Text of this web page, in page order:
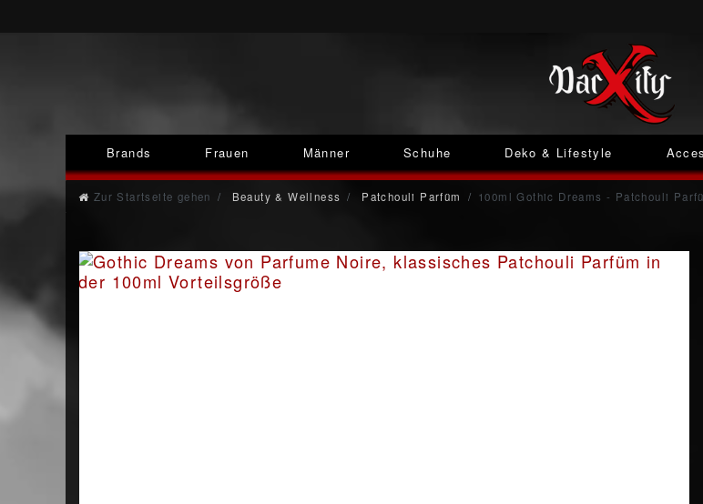
Brands Frauen Männer Schuhe Deko & Lifestyle
Zur Startseite gehen Beauty & Wellness Patchouli Parfüm 100ml Gothic Dreams - Patchouli